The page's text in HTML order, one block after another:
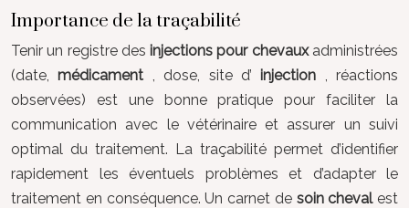
Importance de la traçabilité
Tenir un registre des injections pour chevaux administrées
(date,médicament , dose, site d’ injection
, réactions
observées) est une bonne pratique pour faciliter la
communication avec le vétérinaire et assurer un suivi
optimal du traitement. La traçabilité permet d’identifier
rapidement les éventuels problèmes et d’adapter le
traitement en conséquence. Un carnet de soin cheval est